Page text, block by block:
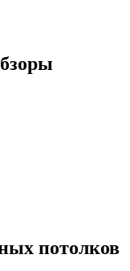
потолков